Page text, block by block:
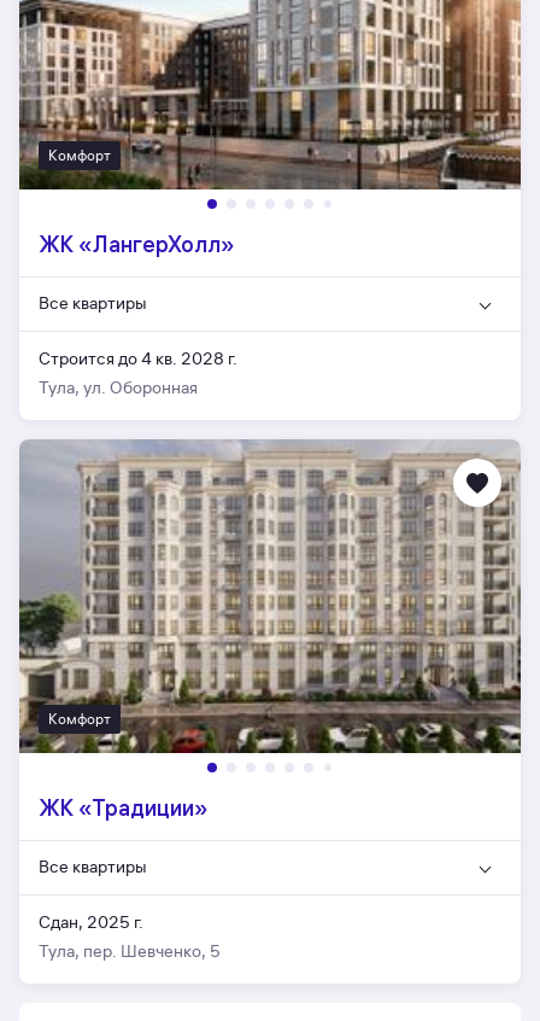
Комфорт
ЖК «ЛангерХолл»
Все квартиры
Строится до 4 кв. 2028 г.
Тула, ул. Оборонная
Комфорт
ЖК «Традиции»
Все квартиры
Сдан, 2025 г.
Тула, пер. Шевченко, 5